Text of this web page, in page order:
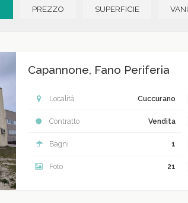
PREZZO SUPERFICIE VANI
Capannone, Fano Periferia
Località Cuccurano
Contratto Vendita
Bagni 1
Foto 21